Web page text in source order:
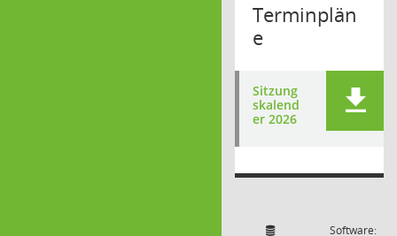
Terminplän
e
Sitzung
skalend
er 2026
Software: